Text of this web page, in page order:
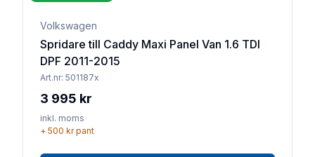
Volkswagen
Spridare till Caddy Maxi Panel Van 1.6 TDI
DPF 2011-2015
Art.nr: 501187x
3 995 kr
inkl. moms
+ 500 krpant